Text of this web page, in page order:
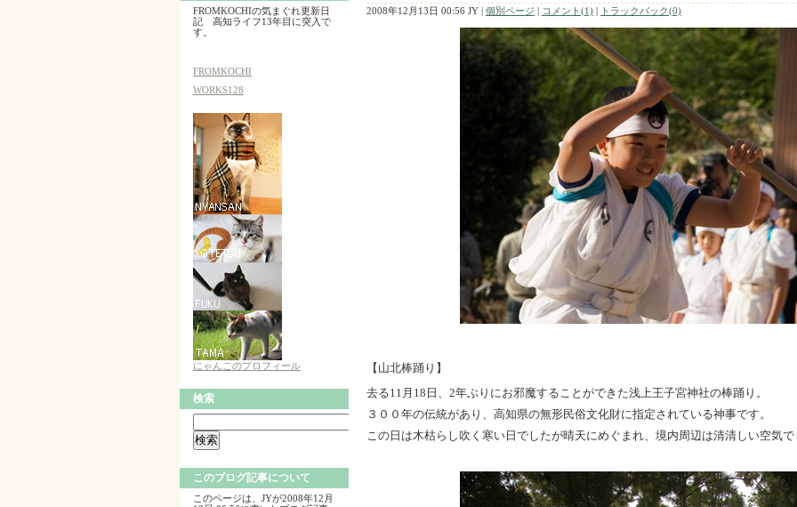
2008年12月13日 00:56 JY | 個別ページ | コメント(1) | トラックバック(0)
【山北棒踊り】
去る11月18日、2年ぶりにお邪魔することができた浅上王子宮神社の棒踊り。
３００年の伝統があり、高知県の無形民俗文化財に指定されている神事です。
この日は木枯らし吹く寒い日でしたが晴天にめぐまれ、境内周辺は清清しい空気
FROMKOCHIの気まぐれ更新日
記 高知ライフ13年目に突入で
す。
FROMKOCHI
WORKS128
にゃんこのプロフィール
検索
このブログ記事について
このページは、JYが2008年12月